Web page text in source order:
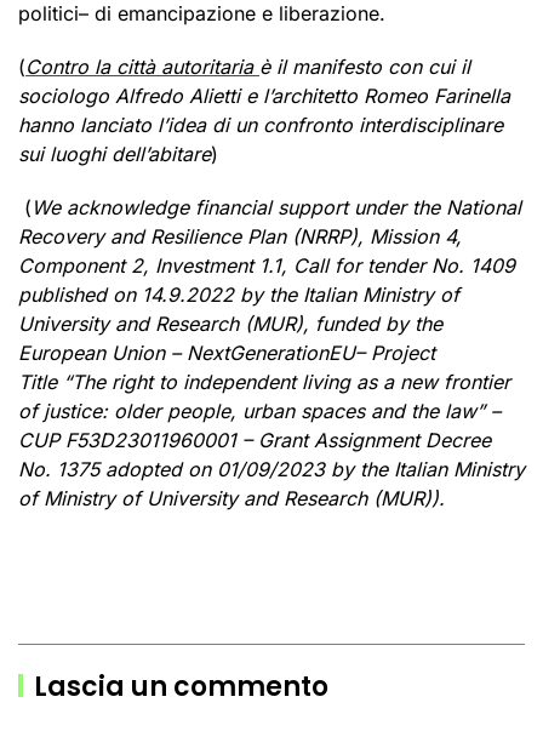
politici– di emancipazione e liberazione.
(Contro la città autoritaria è il manifesto con cui il
sociologo Alfredo Alietti e l’architetto Romeo Farinella
hanno lanciato l’idea di un confronto interdisciplinare
sui luoghi dell’abitare)
( We acknowledge financial support under the National
Recovery and Resilience Plan (NRRP), Mission 4,
Component 2, Investment 1.1, Call for tender No. 1409
published on 14.9.2022 by the Italian Ministry of
University and Research (MUR), funded by the
European Union – NextGenerationEU– Project
Title“The right to independent living as a new frontier
of justice: older people, urban spaces and the law” –
CUP F53D23011960001 – Grant Assignment Decree
No. 1375 adopted on 01/09/2023 by the Italian Ministry
of Ministry of University and Research (MUR)).
Lascia un commento